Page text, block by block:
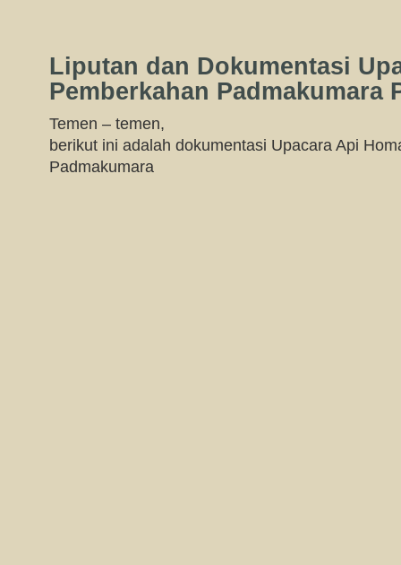
Liputan dan Dokumentasi
Pemberkahan Padmakumara
Temen – temen,
berikut ini adalah dokumentasi Upacara Api
Padmakumara